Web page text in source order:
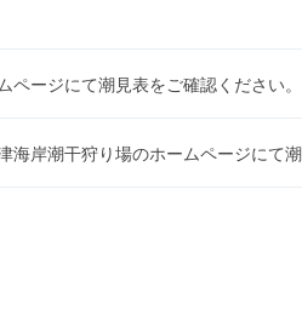
ージにて潮見表をご確認ください。
岸潮干狩り場のホームページにて潮